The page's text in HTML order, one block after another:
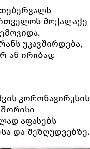
თებერვალს
მოქალაქე
უკავშირდება,
ან ირიბად
კორონავირუსის
აფასებს
და შეზღუდვებზე.